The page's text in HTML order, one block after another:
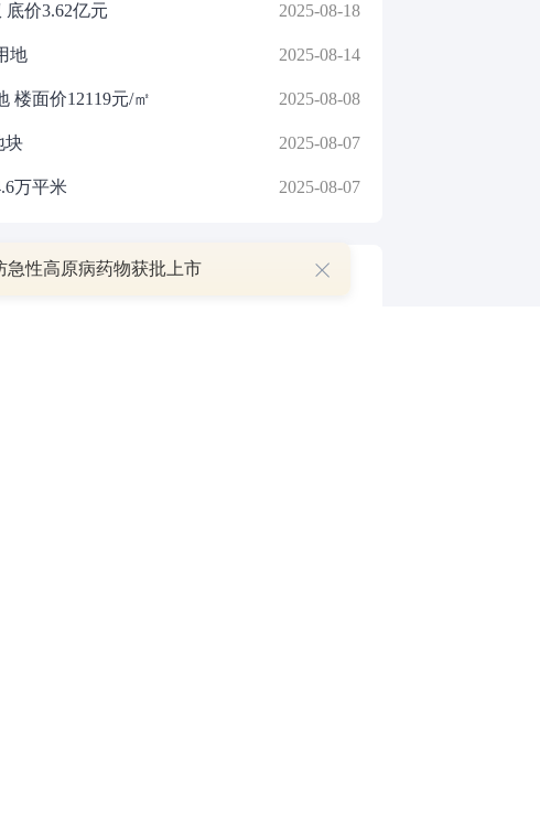
底价3.62亿元 2025-08-18
地 2025-08-14
楼面价12119元/㎡ 2025-08-08
块 2025-08-07
万平米 2025-08-07
急性高原病药物获批上市